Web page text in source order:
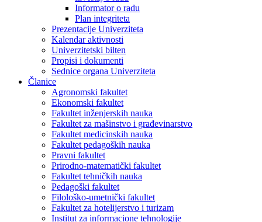
Informator o radu
Plan integriteta
Prezentacije Univerziteta
Kalendar aktivnosti
Univerzitetski bilten
Propisi i dokumenti
Sednice organa Univerziteta
Članice
Agronomski fakultet
Ekonomski fakultet
Fakultet inženjerskih nauka
Fakultet za mašinstvo i građevinarstvo
Fakultet medicinskih nauka
Fakultet pedagoških nauka
Pravni fakultet
Prirodno-matematički fakultet
Fakultet tehničkih nauka
Pedagoški fakultet
Filološko-umetnički fakultet
Fakultet za hotelijerstvo i turizam
Institut za informacione tehnologije